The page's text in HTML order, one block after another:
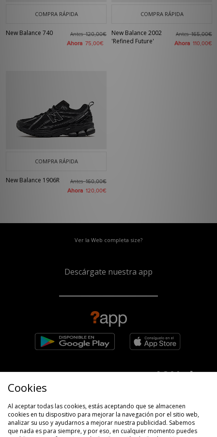
COMPRA RÁPIDA
New Balance 740 Antes120,00€
Ahora 75,00€
COMPRA RÁPIDA
New Balance 2002
'Refined Future'
Antes165,00€
Ahora 110,00€
COMPRA RÁPIDA
New Balance 1906R Antes160,00€
Ahora 120,00€
Ver la Web completa size?
Descárgate nuestra app
10% de
Cookies
Al aceptar todas las cookies, estás aceptando que se almacenen
cookies en tu dispositivo para mejorar la navegación por el sitio web,
analizar su uso y ayudarnos a mejorar nuestra publicidad. Sabemos
que nada es para siempre, y por eso, en cualquier momento puedes